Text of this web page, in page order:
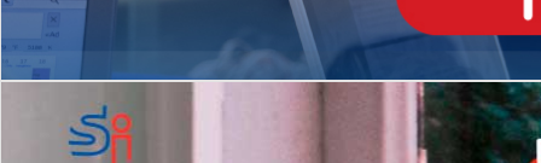
Matrículas Abertas 2026
2º AO 5º ANO FUNDAMENTAL